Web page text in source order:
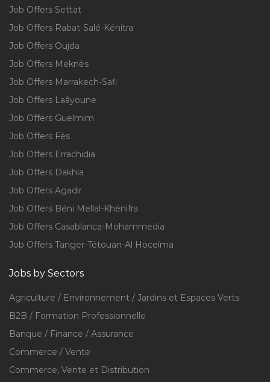
Job Offers Settat
Job Offers Rabat-Salé-Kénitra
Job Offers Oujda
Job Offers Meknès
Job Offers Marrakech-Safi
Job Offers Laâyoune
Job Offers Guelmim
Job Offers Fès
Job Offers Errachidia
Job Offers Dakhla
Job Offers Agadir
Job Offers Béni Mellal-Khénifra
Job Offers Casablanca-Mohammedia
Job Offers Tanger-Tétouan-Al Hoceïma
Jobs by Sectors
Agriculture / Environnement / Jardins et Espaces Verts
B2B / Formation Professionnelle
Banque / Finance / Assurance
Commerce / Vente
Commerce, Vente et Distribution